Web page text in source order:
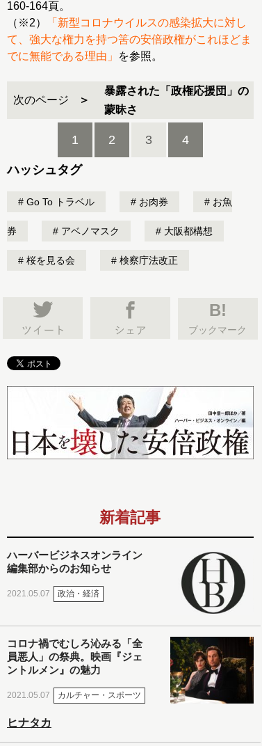
160-164頁。
（※2）
「新型コロナウイルスの感染拡大に対し
て、強大な権力を持つ筈の安倍政権がこれほどま
でに無能である理由」
を参照。
次のページ
暴露された「政権応援団」の
蒙昧さ
1 2 3 4
ハッシュタグ
Go To トラベル お肉券 お魚
券 アベノマスク 大阪都構想
桜を見る会 検察庁法改正
B!
ブックマーク
新着記事
ハーバービジネスオンライン
編集部からのお知らせ
2021.05.07 政治・経済
コロナ禍でむしろ沁みる「全
員悪人」の祭典。映画『ジェ
ントルメン』の魅力
2021.05.07 カルチャー・スポーツ
ヒナタカ